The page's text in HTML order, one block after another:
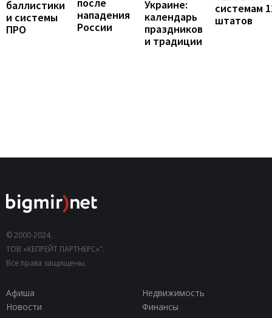
баллистики
и системы
ПРО
нападения
России
Украине:
календарь
праздников
и традиции
системам
штатов
© 2000-2024,
ТОВ «КЕПРЕЙТ ПАРТНЕРС»".
Все права защищены.
Афиша
Недвижимость
Новости
Финансы